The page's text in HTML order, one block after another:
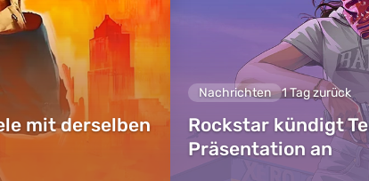
mit derselben
Nachrichten 1 Tag zurück
Rockstar kündigt
Präsentation an